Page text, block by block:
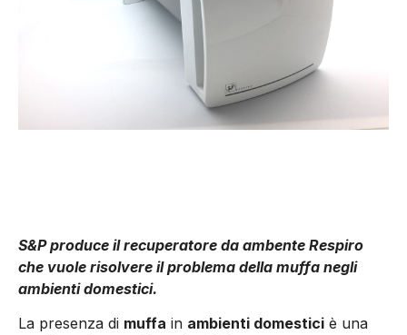
S&P produce il recuperatore da ambente Respiro
che vuole risolvere il problema della muffa negli
ambienti domestici.
La presenza di muffa in ambienti domestici è una